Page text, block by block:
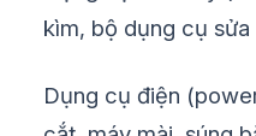
kìm, bộ dụng cụ
Dụng cụ điện